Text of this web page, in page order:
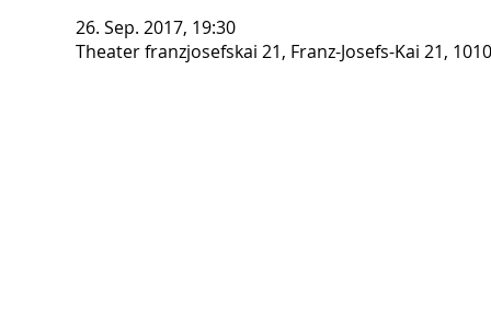
26. Sep. 2017, 19:30
Theater franzjosefskai 21, Franz-Josefs-Kai 21,